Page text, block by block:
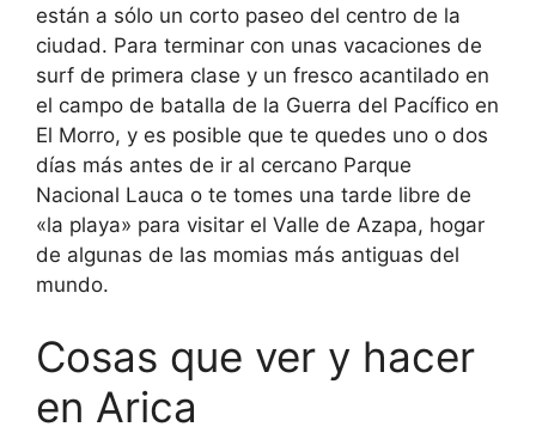
están a sólo un corto paseo del centro de la
ciudad. Para terminar con unas vacaciones de
surf de primera clase y un fresco acantilado en
el campo de batalla de la Guerra del Pacífico en
El Morro, y es posible que te quedes uno o dos
días más antes de ir al cercano Parque
Nacional Lauca o te tomes una tarde libre de
«la playa» para visitar el Valle de Azapa, hogar
de algunas de las momias más antiguas del
mundo.
Cosas que ver y hacer
en Arica